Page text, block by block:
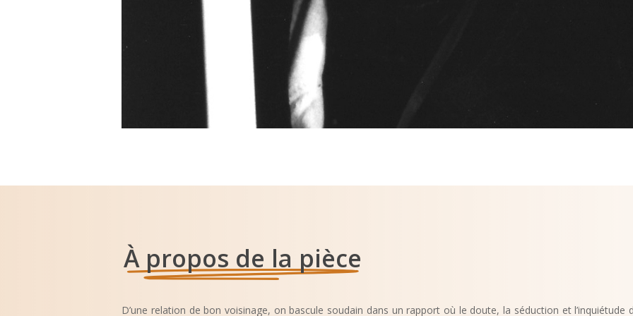
À propos de la pièce
D’une relation de bon voisinage, on bascule soudain dans un rapport où le doute, la séduction et l’inquiétude